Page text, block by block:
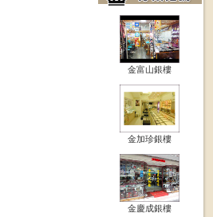
金富山銀樓
金加珍銀樓
金慶成銀樓